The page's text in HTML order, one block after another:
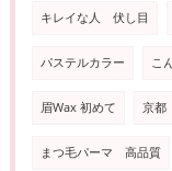
キレイな人 伏し目
パステルカラー こ
眉Wax 初めて 京
まつ毛パーマ 高品質